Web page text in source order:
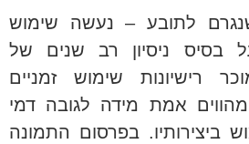
לתובע – נעשה שימוש
בסיס ניסיון רב שנים של
רישיונות שימוש זמניים
אמת מידה לגובה דמי
ביצירותיו. בפרסום התמונה